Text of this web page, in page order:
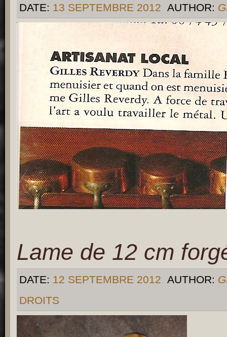
DATE: 13 SEPTEMBRE 2012 AUTHOR:
Lame de 12 cm
DATE: 12 SEPTEMBRE 2012 AUTHOR:
DROITS